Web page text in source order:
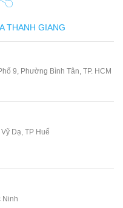
THANH GIANG
9, Phường Bình Tân, TP. HCM
Dạ, TP Huế
Ninh